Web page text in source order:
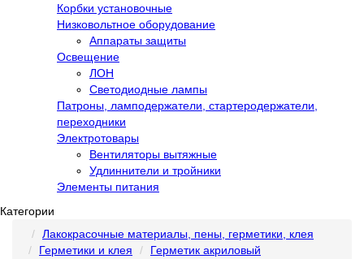
Корбки установочные
Низковольтное оборудование
Аппараты защиты
Освещение
ЛОН
Светодиодные лампы
Патроны, ламподержатели, стартеродержатели,
переходники
Электротовары
Вентиляторы вытяжные
Удлиннители и тройники
Элементы питания
Категории
Лакокрасочные материалы, пены, герметики, клея
Герметики и клея
Герметик акриловый